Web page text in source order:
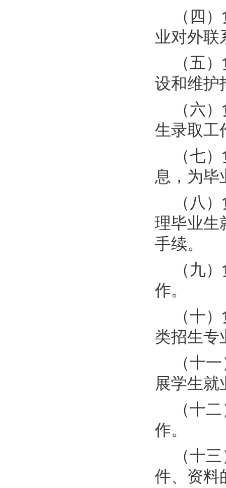
（四
业对外联
（五）
设和维护
（六
生录取工
（七
息，为毕
（八
理毕业生
手续。
（九
作。
（十
类招生专
（十
展学生就
（十
作。
（十
件、资料